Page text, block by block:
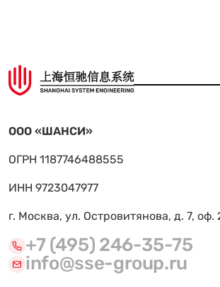
ООО «ШАНСИ»
ОГРН 1187746488555
ИНН 9723047977
г. Москва, ул. Островитянова, д. 7, оф.
+7 (495) 246-35-75
info@sse-group.ru